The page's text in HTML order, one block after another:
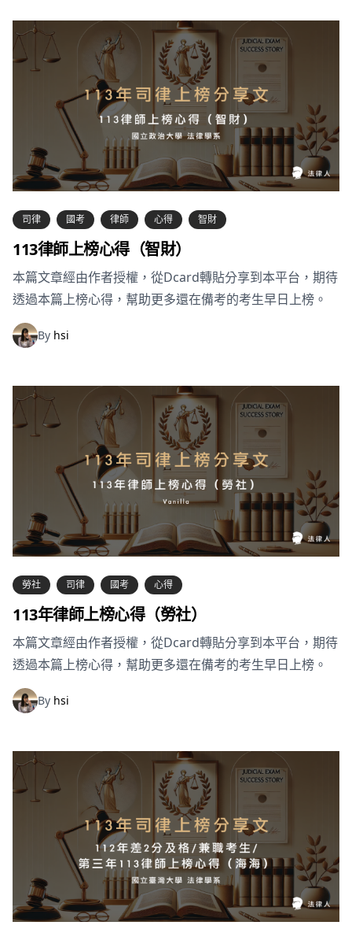
司律 國考 律師 心得 智財
113律師上榜心得（智財）
本篇文章經由作者授權，從Dcard轉貼分享到本平台，期待
透過本篇上榜心得，幫助更多還在備考的考生早日上榜。
By hsi
勞社 司律 國考 心得
113年律師上榜心得（勞社）
本篇文章經由作者授權，從Dcard轉貼分享到本平台，期待
透過本篇上榜心得，幫助更多還在備考的考生早日上榜。
By hsi